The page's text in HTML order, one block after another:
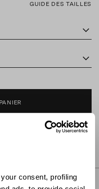
consent, profiling
GUIDE DES TAILLES
AU PANIER